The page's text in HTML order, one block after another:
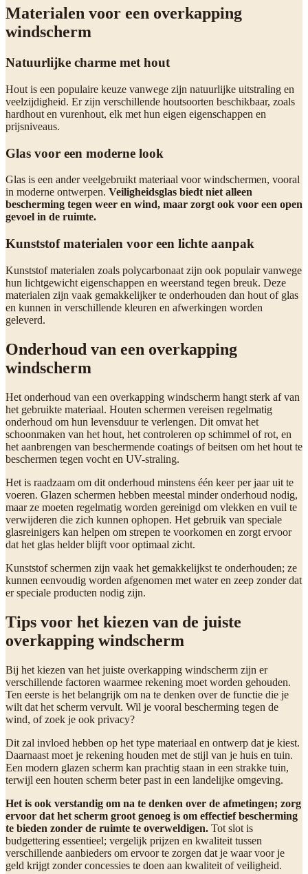
Materialen voor een overkapping
windscherm
Natuurlijke charme met hout
Hout is een populaire keuze vanwege zijn natuurlijke uitstraling en
veelzijdigheid. Er zijn verschillende houtsoorten beschikbaar, zoals
hardhout en vurenhout, elk met hun eigen eigenschappen en
prijsniveaus.
Glas voor een moderne look
Glas is een ander veelgebruikt materiaal voor windschermen, vooral
in moderne ontwerpen. Veiligheidsglas biedt niet alleen
bescherming tegen weer en wind, maar zorgt ook voor een open
gevoel in de ruimte.
Kunststof materialen voor een lichte aanpak
Kunststof materialen zoals polycarbonaat zijn ook populair vanwege
hun lichtgewicht eigenschappen en weerstand tegen breuk. Deze
materialen zijn vaak gemakkelijker te onderhouden dan hout of glas
en kunnen in verschillende kleuren en afwerkingen worden
geleverd.
Onderhoud van een overkapping
windscherm
Het onderhoud van een overkapping windscherm hangt sterk af van
het gebruikte materiaal. Houten schermen vereisen regelmatig
onderhoud om hun levensduur te verlengen. Dit omvat het
schoonmaken van het hout, het controleren op schimmel of rot, en
het aanbrengen van beschermende coatings of beitsen om het hout te
beschermen tegen vocht en UV-straling.
Het is raadzaam om dit onderhoud minstens één keer per jaar uit te
voeren. Glazen schermen hebben meestal minder onderhoud nodig,
maar ze moeten regelmatig worden gereinigd om vlekken en vuil te
verwijderen die zich kunnen ophopen. Het gebruik van speciale
glasreinigers kan helpen om strepen te voorkomen en zorgt ervoor
dat het glas helder blijft voor optimaal zicht.
Kunststof schermen zijn vaak het gemakkelijkst te onderhouden; ze
kunnen eenvoudig worden afgenomen met water en zeep zonder dat
er speciale producten nodig zijn.
Tips voor het kiezen van de juiste
overkapping windscherm
Bij het kiezen van het juiste overkapping windscherm zijn er
verschillende factoren waarmee rekening moet worden gehouden.
Ten eerste is het belangrijk om na te denken over de functie die je
wilt dat het scherm vervult. Wil je vooral bescherming tegen de
wind, of zoek je ook privacy?
Dit zal invloed hebben op het type materiaal en ontwerp dat je kiest.
Daarnaast moet je rekening houden met de stijl van je huis en tuin.
Een modern glazen scherm kan prachtig staan in een strakke tuin,
terwijl een houten scherm beter past in een landelijke omgeving.
Het is ook verstandig om na te denken over de afmetingen; zorg
ervoor dat het scherm groot genoeg is om effectief bescherming
te bieden zonder de ruimte te overweldigen. Tot slot is
budgettering essentieel; vergelijk prijzen en kwaliteit tussen
verschillende aanbieders om ervoor te zorgen dat je waar voor je
geld krijgt zonder concessies te doen aan kwaliteit of veiligheid.